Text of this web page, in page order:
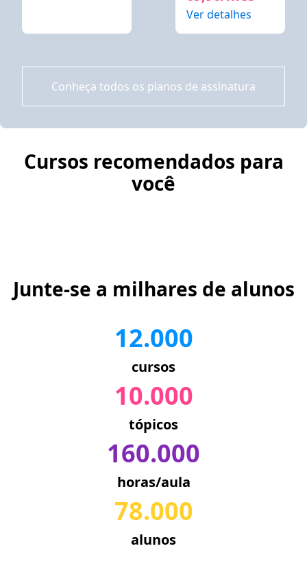
Ver detalhes
Conheça todos os planos de assinatura
Cursos recomendados para
você
Junte-se a milhares de alunos
12.000
cursos
10.000
tópicos
160.000
horas/aula
78.000
alunos